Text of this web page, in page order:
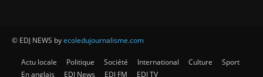
© EDJ NEWS byecoledujournalisme.com
Actu locale Politique Société International Culture
Sport
En anglais
EDJ News EDJ FM EDJ TV